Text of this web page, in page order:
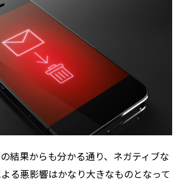
結果からも分かる通り、ネガティブな
る悪影響はかなり大きなものとなって